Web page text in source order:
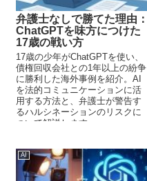
弁護士なしで勝てた理由：
ChatGPTを味方につけた
17歳の戦い方
17歳の少年がChatGPTを使い、
債権回収会社との1年以上の紛争
に勝利した海外事例を紹介。AI
を法的コミュニケーションに活
用する方法と、弁護士が警告す
るハルシネーションのリスクに
ついて解説します。
AI